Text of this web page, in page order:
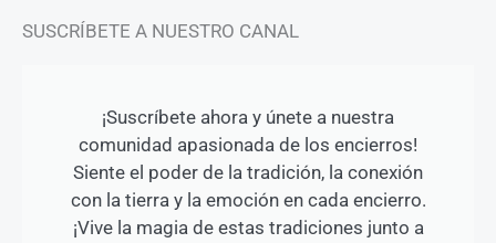
SUSCRÍBETE A NUESTRO CANAL
¡Suscríbete ahora y únete a nuestra
comunidad apasionada de los encierros!
Siente el poder de la tradición, la conexión
con la tierra y la emoción en cada encierro.
¡Vive la magia de estas tradiciones junto a